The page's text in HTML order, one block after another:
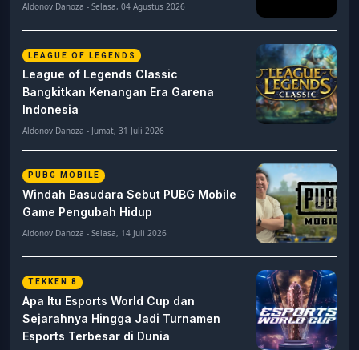
Aldonov Danoza - Selasa, 04 Agustus 2026
LEAGUE OF LEGENDS
League of Legends Classic
Bangkitkan Kenangan Era Garena
Indonesia
Aldonov Danoza - Jumat, 31 Juli 2026
PUBG MOBILE
Windah Basudara Sebut PUBG Mobile
Game Pengubah Hidup
Aldonov Danoza - Selasa, 14 Juli 2026
TEKKEN 8
Apa Itu Esports World Cup dan
Sejarahnya Hingga Jadi Turnamen
Esports Terbesar di Dunia